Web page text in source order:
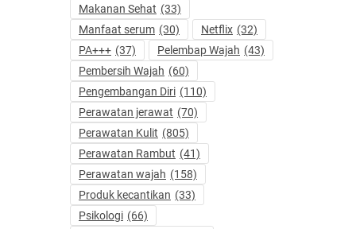
Makanan Sehat (33)
Manfaat serum (30) Netflix (32)
PA+++ (37) Pelembap Wajah (43)
Pembersih Wajah (60)
Pengembangan Diri (110)
Perawatan jerawat (70)
Perawatan Kulit (805)
Perawatan Rambut (41)
Perawatan wajah (158)
Produk kecantikan (33)
Psikologi (66)